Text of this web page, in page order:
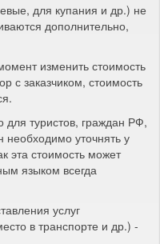
для купания и др.) не
дополнительно,
изменить стоимость
с заказчиком, стоимость
для туристов, граждан РФ,
необходимо уточнять у
эта стоимость может
языком всегда
услуг
в транспорте и др.) -